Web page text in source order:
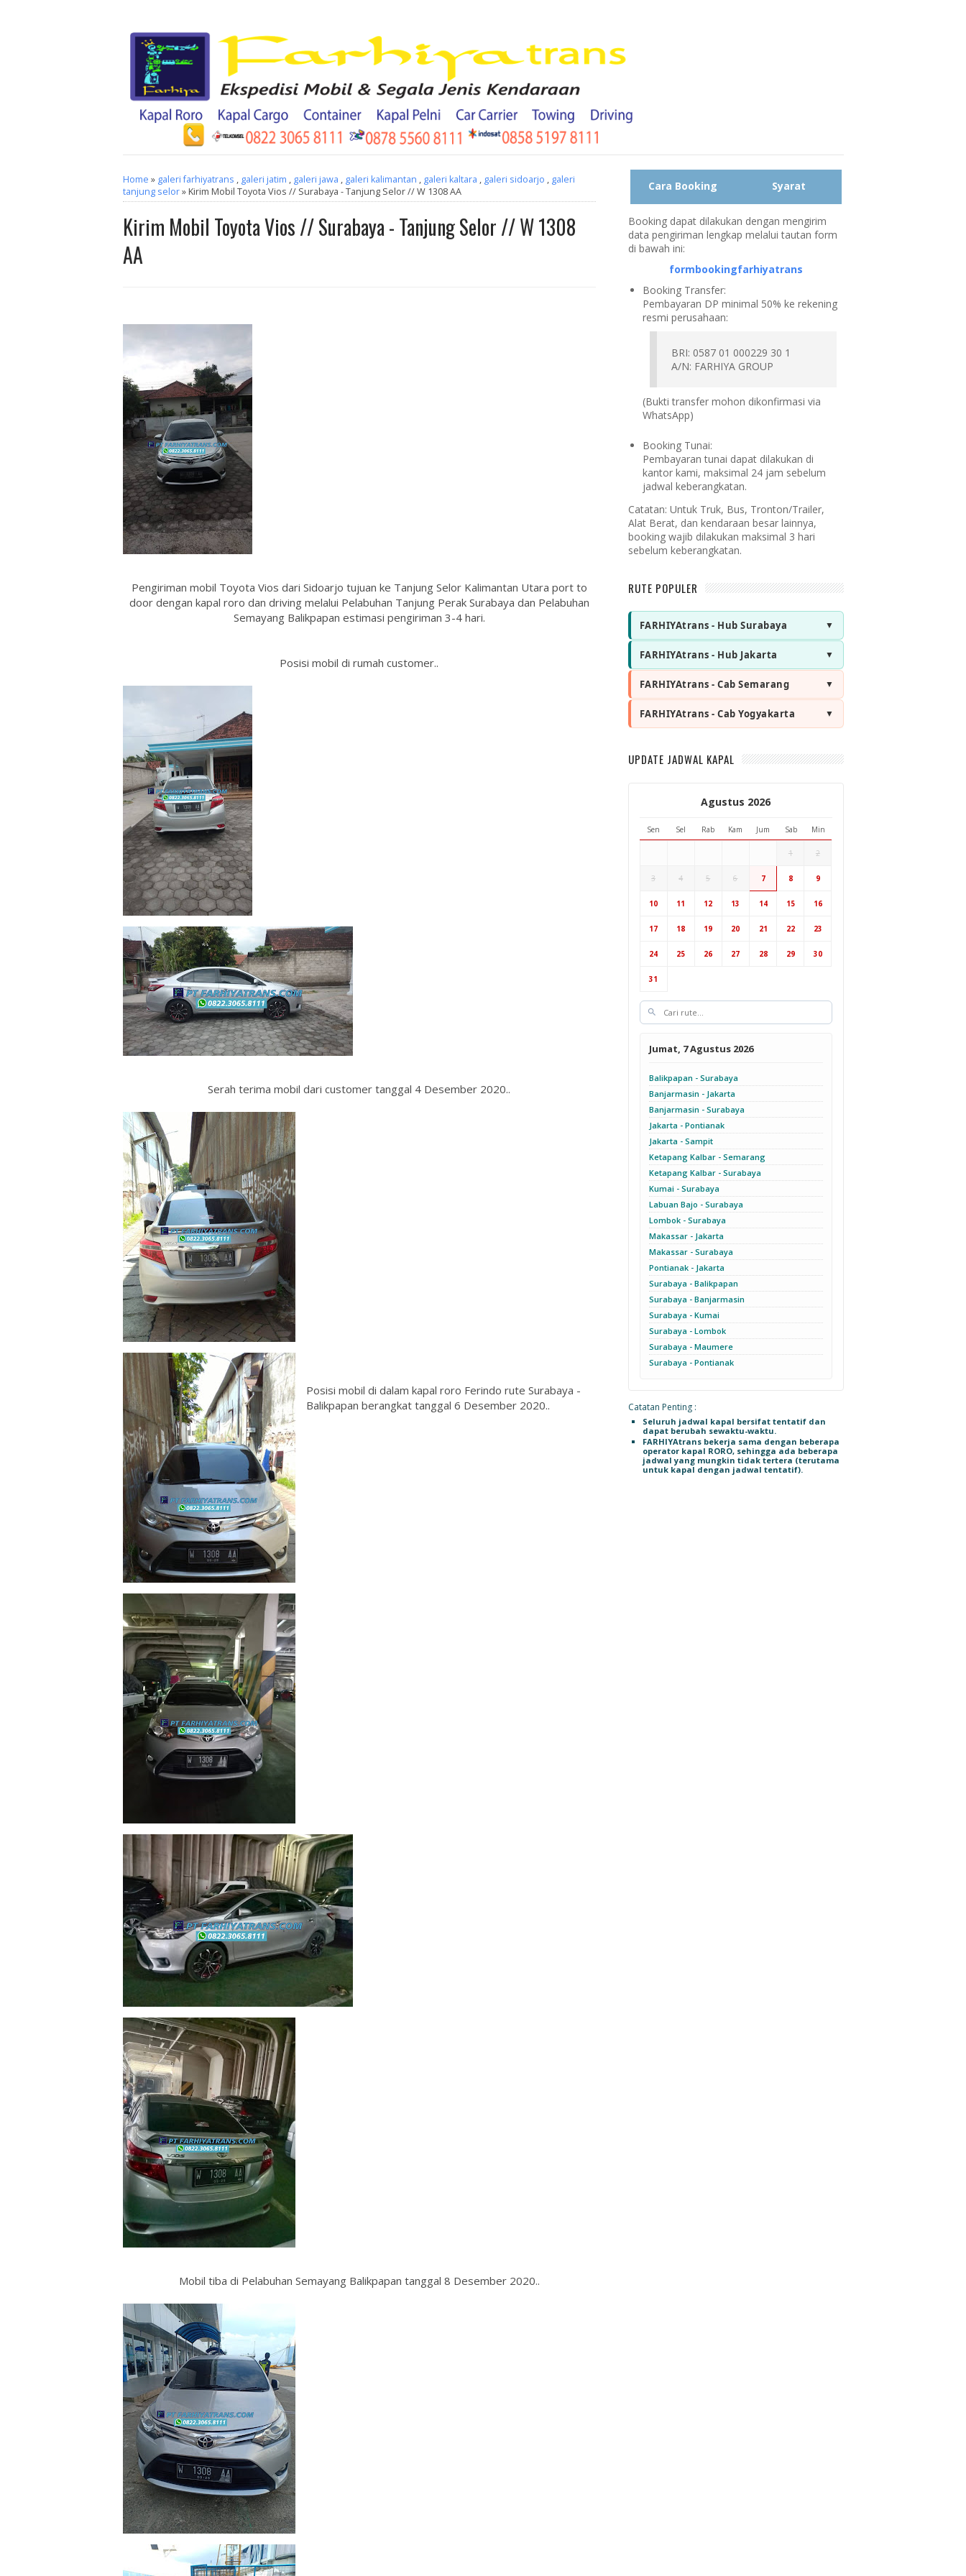
Home » galeri farhiyatrans , galeri jatim , galeri jawa , galeri kalimantan , galeri kaltara , galeri sidoarjo , galeri
tanjung selor» Kirim Mobil Toyota Vios // Surabaya - Tanjung Selor // W 1308 AA
Kirim Mobil Toyota Vios // Surabaya - Tanjung Selor // W 1308
AA
Pengiriman mobil Toyota Vios dari Sidoarjo tujuan ke Tanjung Selor Kalimantan Utara port to
door dengan kapal roro dan driving melalui Pelabuhan Tanjung Perak Surabaya dan Pelabuhan
Semayang Balikpapan estimasi pengiriman 3-4 hari.
Posisi mobil di rumah customer..
Serah terima mobil dari customer tanggal 4 Desember 2020..
Posisi mobil di dalam kapal roro Ferindo rute Surabaya -
Balikpapan berangkat tanggal 6 Desember 2020..
Mobil tiba di Pelabuhan Semayang Balikpapan tanggal 8 Desember 2020..
Cara Booking Syarat
Booking dapat dilakukan dengan mengirim
data pengiriman lengkap melalui tautan form
di bawah ini:
formbookingfarhiyatrans
Booking Transfer:
Pembayaran DP minimal 50% ke rekening
resmi perusahaan:
BRI: 0587 01 000229 30 1
A/N: FARHIYA GROUP
(Bukti transfer mohon dikonfirmasi via
WhatsApp)
Booking Tunai:
Pembayaran tunai dapat dilakukan di
kantor kami, maksimal 24 jam sebelum
jadwal keberangkatan.
Catatan: Untuk Truk, Bus, Tronton/Trailer,
Alat Berat, dan kendaraan besar lainnya,
booking wajib dilakukan maksimal 3 hari
sebelum keberangkatan.
RUTE POPULER
FARHIYAtrans - Hub Surabaya
Hub Surabaya
FARHIYAtrans - Hub Jakarta
FARHIYAtrans - Cab Semarang
FARHIYAtrans - Cab Yogyakarta
Cab Yogyakarta
UPDATE JADWAL KAPAL
Agustus 2026
Sen Sel Rab Kam Jum Sab Min
1 2
3 4 5 6 7 8 9
10 11 12 13 14 15 16
17 18 19 20 21 22 23
24 25 26 27 28 29 30
31
Jumat, 7 Agustus 2026
Balikpapan - Surabaya
Banjarmasin - Jakarta
Banjarmasin - Surabaya
Jakarta - Pontianak
Jakarta - Sampit
Ketapang Kalbar - Semarang
Ketapang Kalbar - Surabaya
Kumai - Surabaya
Labuan Bajo - Surabaya
Lombok - Surabaya
Makassar - Jakarta
Makassar - Surabaya
Pontianak - Jakarta
Surabaya - Balikpapan
Surabaya - Banjarmasin
Surabaya - Kumai
Surabaya - Lombok
Surabaya - Maumere
Surabaya - Pontianak
Catatan Penting :
Seluruh jadwal kapal bersifat tentatif dan
dapat berubah sewaktu-waktu.
FARHIYAtrans bekerja sama dengan beberapa
operator kapal RORO, sehingga ada beberapa
jadwal yang mungkin tidak tertera (terutama
untuk kapal dengan jadwal tentatif).